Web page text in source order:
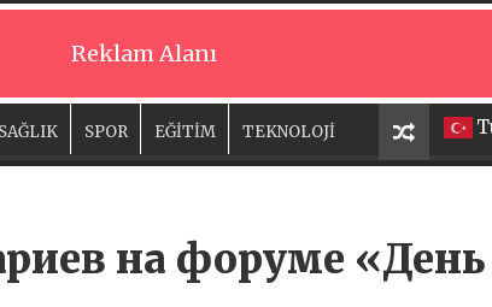
Reklam Alanı
SAĞLIK SPOR EĞİTİM TEKNOLOJİ
на форуме «День